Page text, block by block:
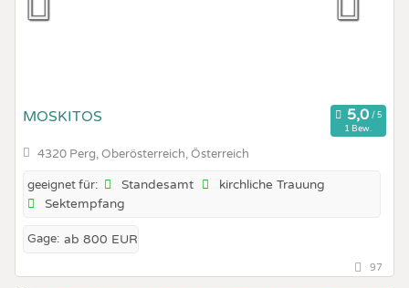
MOSKITOS
1 Bew.
4320 Perg, Oberösterreich, Österreich
geeignet für: Standesamt
kirchliche Trauung
Sektempfang
Gage: ab 800 EUR
97